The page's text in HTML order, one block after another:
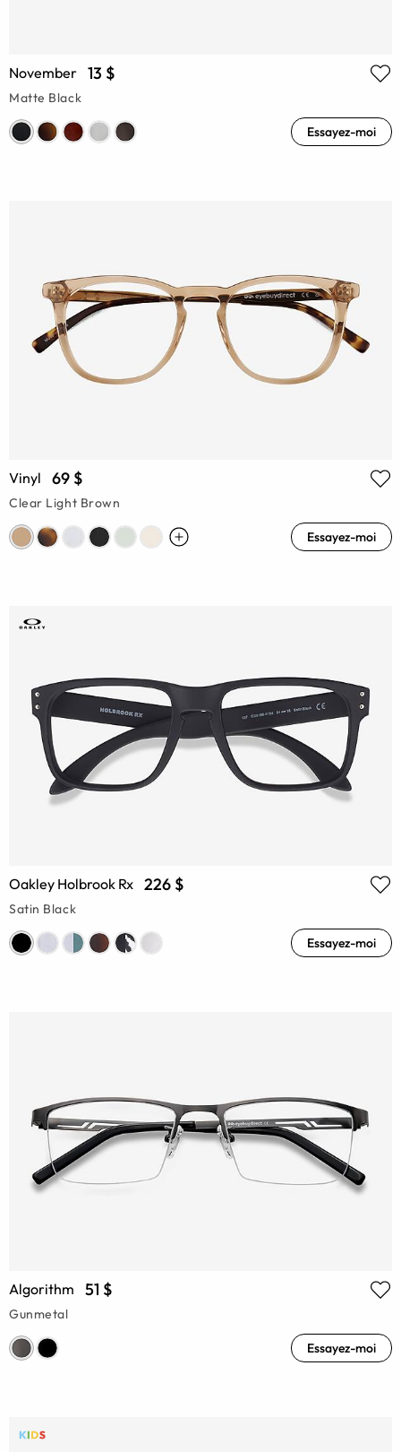
November 13 $
Matte Black
Essayez-moi
Vinyl 69 $
Clear Light Brown
Essayez-moi
Oakley Holbrook Rx 226 $
Satin Black
Essayez-moi
Algorithm 51 $
Gunmetal
Essayez-moi